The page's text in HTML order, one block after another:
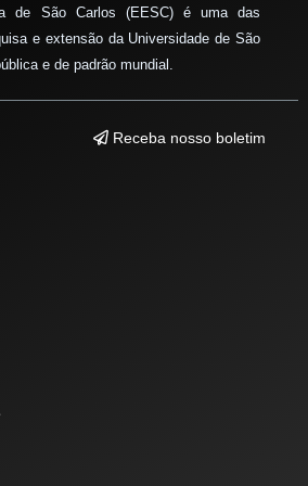
de São Carlos (EESC) é uma das
e extensão da Universidade de São
e de padrão mundial.
Receba nosso boletim